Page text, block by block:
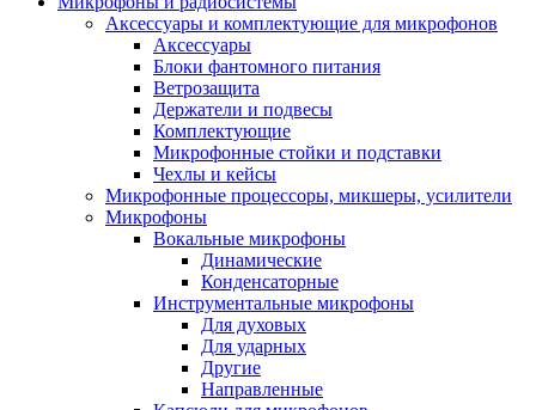
Аксессуары и комплектующие для микрофонов
Аксессуары
Блоки фантомного питания
Ветрозащита
Держатели и подвесы
Комплектующие
Микрофонные стойки и подставки
Чехлы и кейсы
Микрофонные процессоры, микшеры, усилители
Микрофоны
Вокальные микрофоны
Динамические
Конденсаторные
Инструментальные микрофоны
Для духовых
Для ударных
Другие
Направленные